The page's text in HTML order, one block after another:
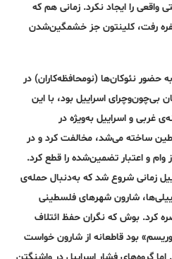
را ایجاد نکرد. زمانی هم که
طفره رفت، کلینتون جز خشمگین‌شدن
۲۰۰۱) با توجه به حضور نئوکان‌ها (نومحافظه‌کاران) در
اسراییل بود، با این
غربی و اسراییل به‌ویژه در
ساخته می‌شد، مخالفت کرد و در
وام و اعتبار تضمین‌شده را قطع کرد.
زمانی شروع شد که به‌دنبال حمله‌ی
شارون شهرهای فلسطینی
را در سال ۲۰۰۲ محاصره کرد. بوش که نگران حفظ ائتلاف
بود قاطعانه از شارون خواست